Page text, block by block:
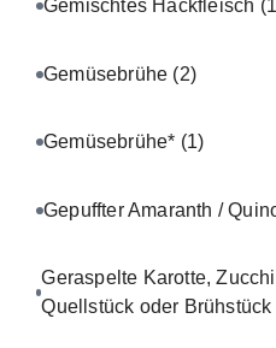
Gemischtes Hackfleisch
Gemüsebrühe (2)
Gemüsebrühe* (1)
Gepuffter Amaranth /
Geraspelte Karotte,
Quellstück oder Brühstück